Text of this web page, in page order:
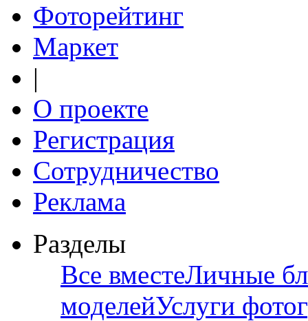
Фоторейтинг
Маркет
|
О проекте
Регистрация
Сотрудничество
Реклама
Разделы
Все вместеЛичные
моделейУслуги